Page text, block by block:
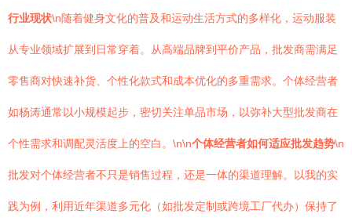
行业现状\n随着健身文化的普及和运动生活方式的多样化，运动服装
从专业领域扩展到日常穿着。从高端品牌到平价产品，批发商需满足
零售商对快速补货、个性化款式和成本优化的多重需求。个体经营者
如杨涛通常以小规模起步，密切关注单品市场，以弥补大型批发商在
个性需求和调配灵活度上的空白。\n\n个体经营者如何适应批发趋势\n
批发对个体经营者不只是销售过程，还是一体的渠道理解。以我的实
践为例，利用近年渠道多元化（如批发定制或跨境工厂代办）保持了